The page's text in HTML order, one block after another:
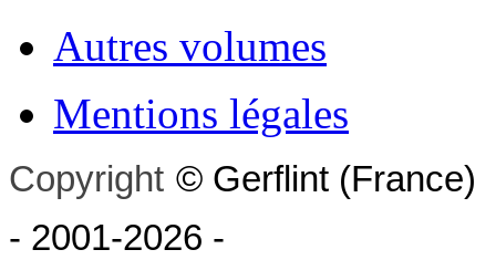
Autres volumes
Mentions légales
Copyright © Gerflint (France)
- 2001-2026 -